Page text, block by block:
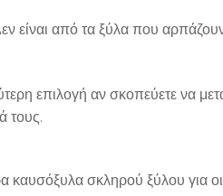
είναι από τα ξύλα που
επιλογή αν σκοπεύετε να
τους.
καυσόξυλα σκληρού ξύλου για